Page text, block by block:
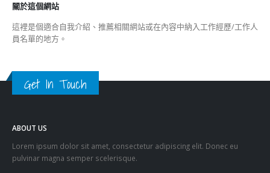
關於這個網站
這裡是個適合自我介紹、推薦相關網站或在內容中納入工作經歷/工作人
員名單的地方。
Get In Touch
ABOUT US
Lorem ipsum dolor sit amet, consectetur adipiscing elit. Donec eu
pulvinar magna semper scelerisque.